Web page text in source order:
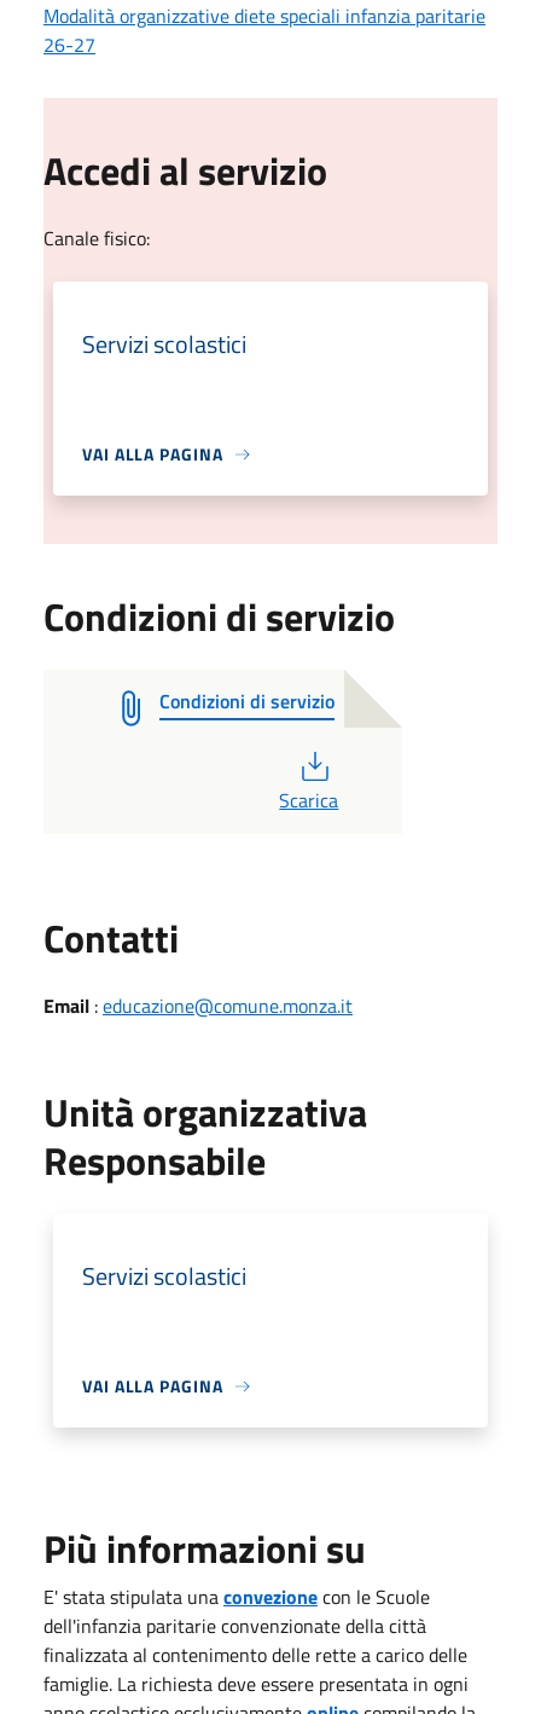
Modalità organizzative diete speciali infanzia paritarie
26-27
Accedi al servizio
Canale fisico:
Servizi scolastici
VAI ALLA PAGINA
Condizioni di servizio
Condizioni di servizio
Scarica
Contatti
Email :educazione@comune.monza.it
Unità organizzativa
Responsabile
Servizi scolastici
VAI ALLA PAGINA
Più informazioni su
E' stata stipulata unaconvezionecon le Scuole
dell'infanzia paritarie convenzionate della città
finalizzata al contenimento delle rette a carico delle
famiglie. La richiesta deve essere presentata in ogni